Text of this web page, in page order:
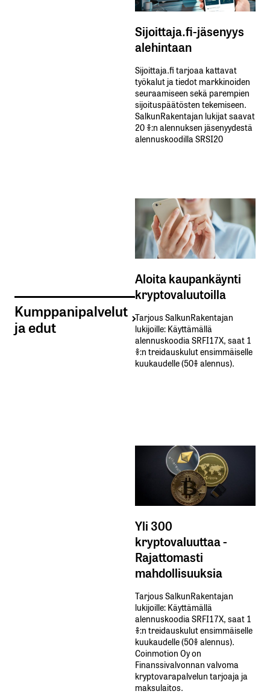
Kumppanipalvelut
ja edut
Sijoittaja.fi-jäsenyys
alehintaan
Sijoittaja.fi tarjoaa kattavat
työkalut ja tiedot markkinoiden
seuraamiseen sekä parempien
sijoituspäätösten tekemiseen.
SalkunRakentajan lukijat saavat
20 %:n alennuksen jäsenyydestä
alennuskoodilla SRSI20
Aloita kaupankäynti
kryptovaluutoilla
Tarjous SalkunRakentajan
lukijoille: Käyttämällä​ ​
alennuskoodia​ ​SRFI17X,​ ​saat​ ​1
%:n treidauskulut​ ​ensimmäiselle​ ​
kuukaudelle​ ​(50%​ ​alennus).
Yli 300
kryptovaluuttaa -
Rajattomasti
mahdollisuuksia
Tarjous SalkunRakentajan
lukijoille: Käyttämällä​ ​
alennuskoodia​ ​SRFI17X,​ ​saat​ ​1
%:n treidauskulut​ ​ensimmäiselle​ ​
kuukaudelle​ ​(50%​ ​alennus).
Coinmotion Oy on
Finanssivalvonnan valvoma
kryptovarapalvelun tarjoaja ja
maksulaitos.